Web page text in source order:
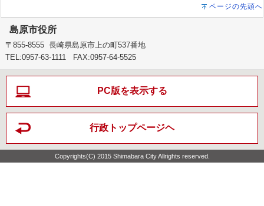
ページの先頭へ
島原市役所
〒855-8555 長崎県島原市上の町537番地
TEL:0957-63-1111 FAX:0957-64-5525
PC版を表示する
行政トップページヘ
Copyrights(C) 2015 Shimabara City Allrights reserved.